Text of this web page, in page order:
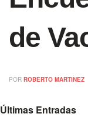
de
POR ROBERTO MARTINEZ
Últimas Entradas